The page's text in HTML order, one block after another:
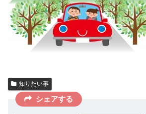
知りたい事
シェアする